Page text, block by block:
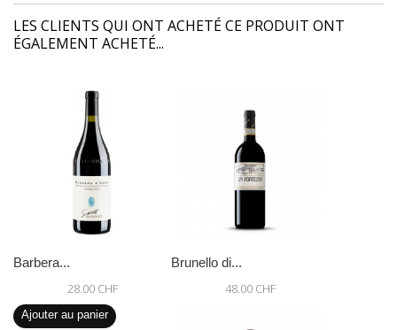
LES CLIENTS QUI ONT ACHETÉ CE PRODUIT ONT
ÉGALEMENT ACHETÉ...
Barbera...
28.00 CHF
Ajouter au panier
Brunello di...
48.00 CHF